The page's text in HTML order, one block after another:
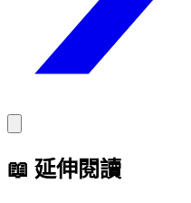
📖 延伸閱讀